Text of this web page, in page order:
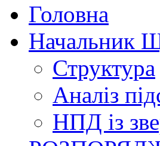
Головна
Начальник
Структура
Аналіз
НПД із